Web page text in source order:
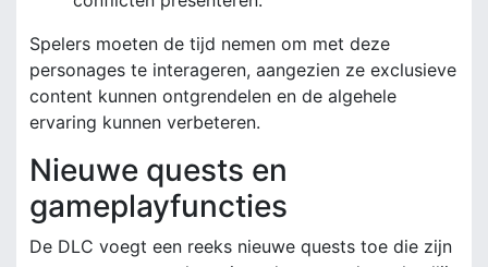
Spelers moeten de tijd nemen om met deze
personages te interageren, aangezien ze exclusieve
content kunnen ontgrendelen en de algehele
ervaring kunnen verbeteren.
Nieuwe quests en
gameplayfuncties
De DLC voegt een reeks nieuwe quests toe die zijn